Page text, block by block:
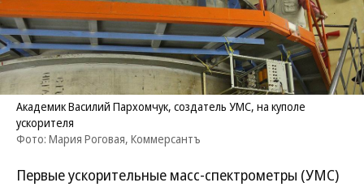
Академик Василий Пархомчук, создатель УМС, на куполе
ускорителя
Фото: Мария Роговая, Коммерсантъ
Первые ускорительные масс-спектрометры (УМС)